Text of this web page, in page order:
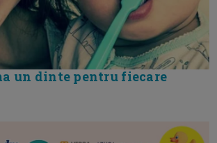
un dinte pentru fiecare